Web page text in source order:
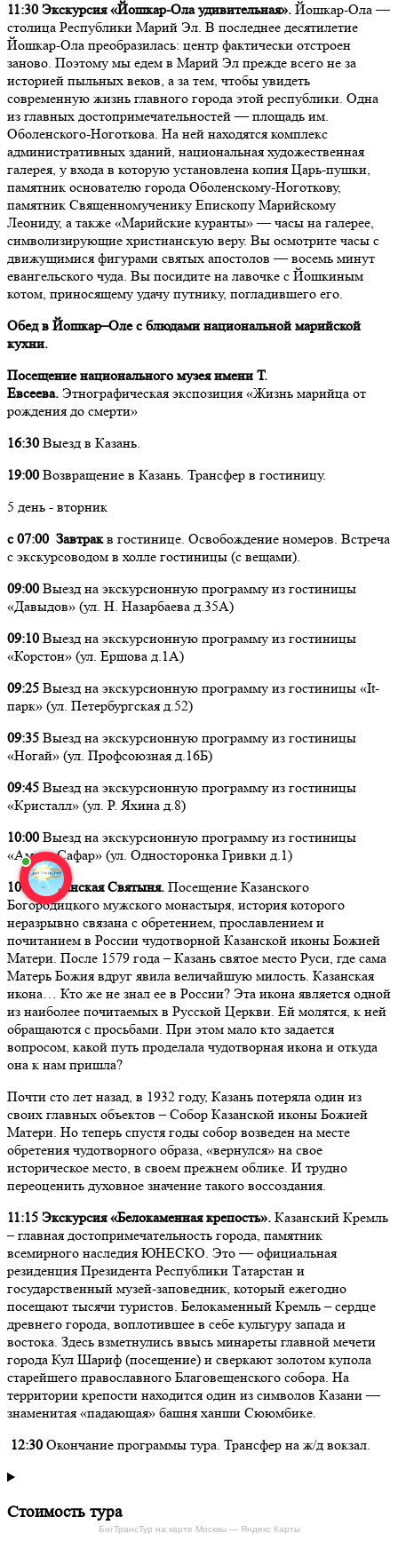
11:30 Экскурсия «Йошкар-Ола удивительная». Йошкар-Ола —
столица Республики Марий Эл. В последнее десятилетие
Йошкар-Ола преобразилась: центр фактически отстроен
заново. Поэтому мы едем в Марий Эл прежде всего не за
историей пыльных веков, а за тем, чтобы увидеть
современную жизнь главного города этой республики. Одна
из главных достопримечательностей — площадь им.
Оболенского-Ноготкова. На ней находятся комплекс
административных зданий, национальная художественная
галерея, у входа в которую установлена копия Царь-пушки,
памятник основателю города Оболенскому-Ноготкову,
памятник Священномученику Епископу Марийскому
Леониду, а также «Марийские куранты» — часы на галерее,
символизирующие христианскую веру. Вы осмотрите часы с
движущимися фигурами святых апостолов — восемь минут
евангельского чуда. Вы посидите на лавочке с Йошкиным
котом, приносящему удачу путнику, погладившего его.
Обед в Йошкар–Оле с блюдами национальной марийской
кухни.
Посещение национального музея имени Т.
Евсеева. Этнографическая экспозиция «Жизнь марийца от
рождения до смерти»
16:30 Выезд в Казань.
19:00 Возвращение в Казань. Трансфер в гостиницу.
5 день - вторник
с 07:00 Завтракв гостинице. Освобождение номеров. Встреча
с экскурсоводом в холле гостиницы (с вещами).
09:00 Выезд на экскурсионную программу из гостиницы
«Давыдов» (ул. Н. Назарбаева д.35А)
09:10 Выезд на экскурсионную программу из гостиницы
«Корстон» (ул. Ершова д.1А)
09:25 Выезд на экскурсионную программу из гостиницы «It-
парк» (ул. Петербургская д.52)
09:35 Выезд на экскурсионную программу из гостиницы
«Ногай» (ул. Профсоюзная д.16Б)
09:45 Выезд на экскурсионную программу из гостиницы
«Кристалл» (ул. Р. Яхина д.8)
10:00 Выезд на экскурсионную программу из гостиницы
«Амакс Сафар» (ул. Односторонка Гривки д.1)
10:15 Казанская Святыня. Посещение Казанского
Богородицкого мужского монастыря, история которого
неразрывно связана с обретением, прославлением и
почитанием в России чудотворной Казанской иконы Божией
Матери. После 1579 года – Казань святое место Руси, где сама
Матерь Божия вдруг явила величайшую милость. Казанская
икона… Кто же не знал ее в России? Эта икона является одной
из наиболее почитаемых в Русской Церкви. Ей молятся, к ней
обращаются с просьбами. При этом мало кто задается
вопросом, какой путь проделала чудотворная икона и откуда
она к нам пришла?
Почти сто лет назад, в 1932 году, Казань потеряла один из
своих главных объектов – Собор Казанской иконы Божией
Матери. Но теперь спустя годы собор возведен на месте
обретения чудотворного образа, «вернулся» на свое
историческое место, в своем прежнем облике. И трудно
переоценить духовное значение такого воссоздания.
11:15 Экскурсия «Белокаменная крепость». Казанский Кремль
– главная достопримечательность города, памятник
всемирного наследия ЮНЕСКО. Это — официальная
резиденция Президента Республики Татарстан и
государственный музей-заповедник, который ежегодно
посещают тысячи туристов. Белокаменный Кремль – сердце
древнего города, воплотившее в себе культуру запада и
востока. Здесь взметнулись ввысь минареты главной мечети
города Кул Шариф (посещение) и сверкают золотом купола
старейшего православного Благовещенского собора. На
территории крепости находится один из символов Казани —
знаменитая «падающая» башня ханши Сююмбике.
12:30 Окончание программы тура. Трансфер на ж/д вокзал.
Стоимость тура
БигТрансТур на карте Москвы — Яндекс Карты